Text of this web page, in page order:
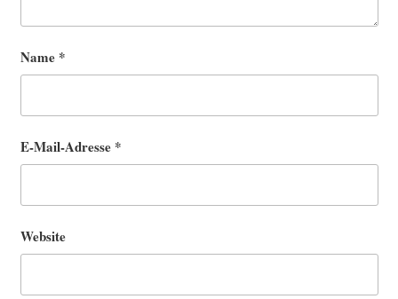
Name *
E-Mail-Adresse *
Website